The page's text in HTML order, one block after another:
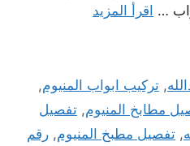
… اقرأ المزيد
,تركيب ابواب المنيوم,
مطابخ المنيوم, تفصيل
, تفصيل مطبخ المنيوم, رقم